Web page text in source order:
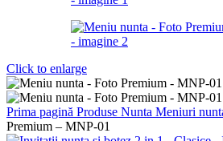
Click to enlarge
Prima pagină Produse Nunta Meniuri
Premium – MNP-01